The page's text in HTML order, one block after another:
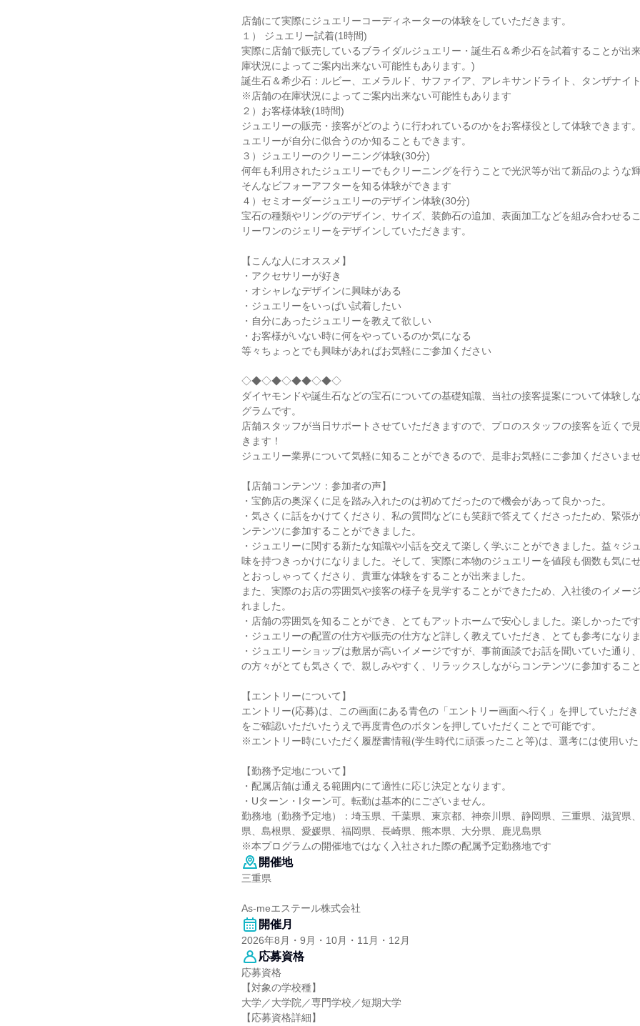
店舗にて実際にジュエリーコーディネーターの体験をしていただきます。
１） ジュエリー試着(1時間)
実際に店舗で販売しているブライダルジュエリー・誕生石＆希少石を試着することが出
庫状況によってご案内出来ない可能性もあります。)
誕生石＆希少石：ルビー、エメラルド、サファイア、アレキサンドライト、タンザナイ
※店舗の在庫状況によってご案内出来ない可能性もあります
２）お客様体験(1時間)
ジュエリーの販売・接客がどのように行われているのかをお客様役として体験できます
ュエリーが自分に似合うのか知ることもできます。
３）ジュエリーのクリーニング体験(30分)
何年も利用されたジュエリーでもクリーニングを行うことで光沢等が出て新品のような輝
そんなビフォーアフターを知る体験ができます
４）セミオーダージュエリーのデザイン体験(30分)
宝石の種類やリングのデザイン、サイズ、装飾石の追加、表面加工などを組み合わせる
リーワンのジェリーをデザインしていただきます。
【こんな人にオススメ】
・アクセサリーが好き
・オシャレなデザインに興味がある
・ジュエリーをいっぱい試着したい
・自分にあったジュエリーを教えて欲しい
・お客様がいない時に何をやっているのか気になる
等々ちょっとでも興味があればお気軽にご参加ください
◇◆◇◆◇◆◆◇◆◇
ダイヤモンドや誕生石などの宝石についての基礎知識、当社の接客提案について体験し
グラムです。
店舗スタッフが当日サポートさせていただきますので、プロのスタッフの接客を近くで
きます！
ジュエリー業界について気軽に知ることができるので、是非お気軽にご参加くださいませ
【店舗コンテンツ：参加者の声】
・宝飾店の奥深くに足を踏み入れたのは初めてだったので機会があって良かった。
・気さくに話をかけてくださり、私の質問などにも笑顔で答えてくださったため、緊張
ンテンツに参加することができました。
・ジュエリーに関する新たな知識や小話を交えて楽しく学ぶことができました。益々ジ
味を持つきっかけになりました。そして、実際に本物のジュエリーを値段も個数も気に
とおっしゃってくださり、貴重な体験をすることが出来ました。
また、実際のお店の雰囲気や接客の様子を見学することができたため、入社後のイメー
れました。
・店舗の雰囲気を知ることができ、とてもアットホームで安心しました。楽しかったです
・ジュエリーの配置の仕方や販売の仕方など詳しく教えていただき、とても参考になりま
・ジュエリーショップは敷居が高いイメージですが、事前面談でお話を聞いていた通り
の方々がとても気さくで、親しみやすく、リラックスしながらコンテンツに参加すること
【エントリーについて】
エントリー(応募)は、この画面にある青色の「エントリー画面へ行く」を押していただ
をご確認いただいたうえで再度青色のボタンを押していただくことで可能です。
※エントリー時にいただく履歴書情報(学生時代に頑張ったこと等)は、選考には使用いた
【勤務予定地について】
・配属店舗は通える範囲内にて適性に応じ決定となります。
・Uターン・Iターン可。転勤は基本的にございません。
勤務地（勤務予定地）：埼玉県、千葉県、東京都、神奈川県、静岡県、三重県、滋賀県
県、島根県、愛媛県、福岡県、長崎県、熊本県、大分県、鹿児島県
※本プログラムの開催地ではなく入社された際の配属予定勤務地です
開催地
三重県
As-meエステール株式会社
開催月
2026年8月・9月・10月・11月・12月
応募資格
応募資格
【対象の学校種】
大学／大学院／専門学校／短期大学
【応募資格詳細】